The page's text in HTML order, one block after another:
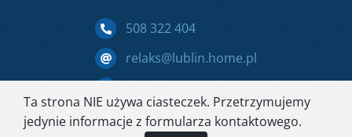
508 322 404
relaks@lublin.home.pl
Home O nas Dokumenty Oferta
Galeria
Ta strona NIE używa ciasteczek. Przetrzymujemy
jedynie informacje z formularza kontaktowego.